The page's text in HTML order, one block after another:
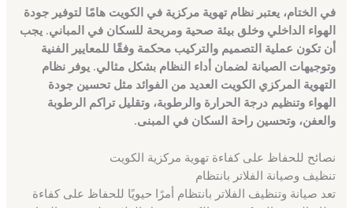
في الختام، يعتبر نظام تهوية مركزية في الكويت هامًا لتوفير جودة
الهواء الداخلي وخلق بيئة صحية ومريحة للسكان في المباني. يجب
أن تكون عملية التصميم والتركيب محكمة وفقًا للمعايير الفنية
وتوجيهات الصيانة لضمان أداء النظام بشكل مثالي. يوفر نظام
التهوية المركزي الكويت العديد من الفوائد مثل تحسين جودة
الهواء وتنظيم درجة الحرارة والرطوبة، وتقليل تراكم الرطوبة
والعفن، وتحسين راحة السكان في المبنى.
نصائح للحفاظ على كفاءة تهوية مركزية الكويت
تنظيف وصيانة الفلاتر بانتظام
تعد صيانة وتنظيف الفلاتر بانتظام أمرًا حيويًا للحفاظ على كفاءة